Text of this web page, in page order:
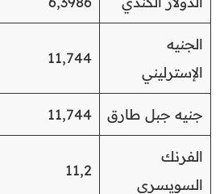
الجنيه
الإسترليني
11,744
جنيه جبل طارق 11,744
الفرنك
السويسري
11,2